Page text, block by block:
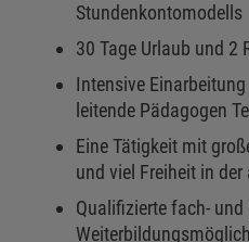
Stundenkontomodells
30 Tage Urlaub und 2
Intensive
leitende Pädagogen
Eine Tätigkeit mit
und viel Freiheit in
Qualifizierte fach-